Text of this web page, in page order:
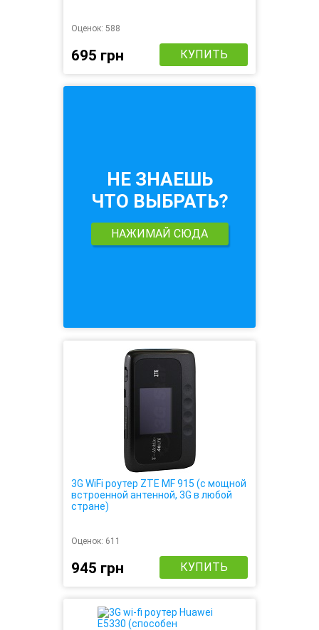
Оценок: 588
695 грн КУПИТЬ
НЕ ЗНАЕШЬ
ЧТО ВЫБРАТЬ?
НАЖИМАЙ СЮДА
3G WiFi роутер ZTE MF 915 (с мощной
встроенной антенной, 3G в любой
стране)
Оценок: 611
945 грн КУПИТЬ